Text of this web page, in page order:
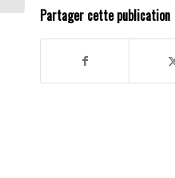
Partager cette publication